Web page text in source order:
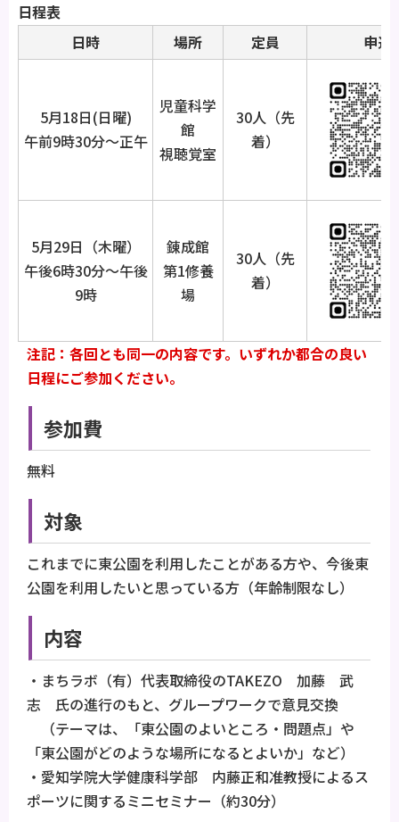
日程表
日時
場所 定員 申込
5月18日(日曜)
午前9時30分～正午
児童科学
館
視聴覚室
30人（先
着）
5月29日（木曜）
午後6時30分～午後
9時
錬成館
第1修養
場
30人（先
着）
注記：各回とも同一の内容です。いずれか都合の良い
日程にご参加ください。
参加費
無料
対象
これまでに東公園を利用したことがある方や、今後東
公園を利用したいと思っている方（年齢制限なし）
内容
・まちラボ（有）代表取締役のTAKEZO 加藤 武
志 氏の進行のもと、グループワークで意見交換
（テーマは、「東公園のよいところ・問題点」や
「東公園がどのような場所になるとよいか」など）
・愛知学院大学健康科学部 内藤正和准教授によるス
ポーツに関するミニセミナー（約30分）